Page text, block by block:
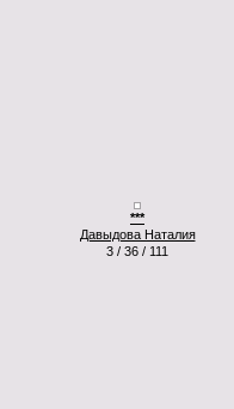
***
Давыдова Наталия
3 / 36 / 111